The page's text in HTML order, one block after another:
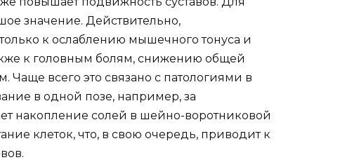
значение. Действительно,
к ослаблению мышечного тонуса и
к головным болям, снижению общей
Чаще всего это связано с патологиями в
в одной позе, например, за
накопление солей в шейно-воротниковой
клеток, что, в свою очередь, приводит к